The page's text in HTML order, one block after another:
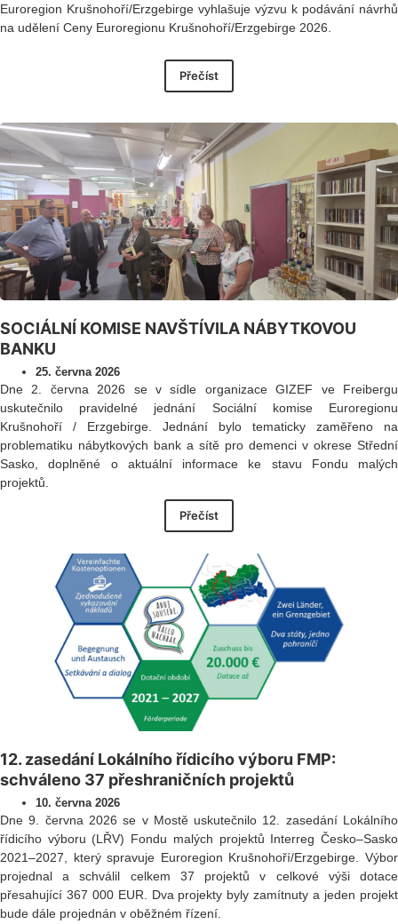
Euroregion Krušnohoří/Erzgebirge vyhlašuje výzvu k podávání návrhů
na udělení Ceny Euroregionu Krušnohoří/Erzgebirge 2026.
Přečíst
SOCIÁLNÍ KOMISE NAVŠTÍVILA NÁBYTKOVOU
BANKU
25. června 2026
Dne 2. června 2026 se v sídle organizace GIZEF ve Freibergu
uskutečnilo pravidelné jednání Sociální komise Euroregionu
Krušnohoří / Erzgebirge. Jednání bylo tematicky zaměřeno na
problematiku nábytkových bank a sítě pro demenci v okrese Střední
Sasko, doplněné o aktuální informace ke stavu Fondu malých
projektů.
Přečíst
12. zasedání Lokálního řídicího výboru FMP:
schváleno 37 přeshraničních projektů
10. června 2026
Dne 9. června 2026 se v Mostě uskutečnilo 12. zasedání Lokálního
řídicího výboru (LŘV) Fondu malých projektů Interreg Česko–Sasko
2021–2027, který spravuje Euroregion Krušnohoří/Erzgebirge. Výbor
projednal a schválil celkem 37 projektů v celkové výši dotace
přesahující 367 000 EUR. Dva projekty byly zamítnuty a jeden projekt
bude dále projednán v oběžném řízení.